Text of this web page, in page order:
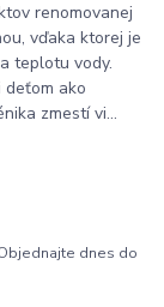
renomovanej
vďaka ktorej je
teplotu vody.
ako
zmestí vi...
dnes do